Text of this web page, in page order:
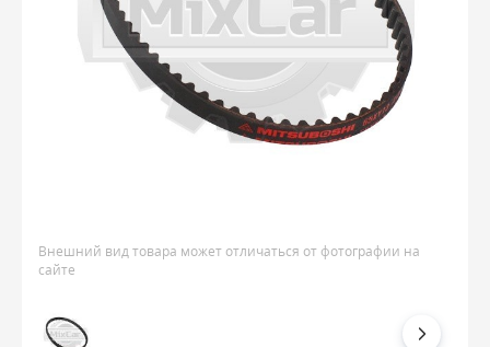
Внешний вид товара может отличаться от фотографии на
сайте